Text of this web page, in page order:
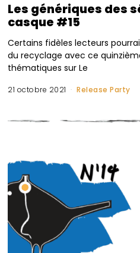
Les génériques des
casque #15
Certains fidèles lecteurs
du recyclage avec ce
thématiques sur Le
21 octobre 2021 Release Party